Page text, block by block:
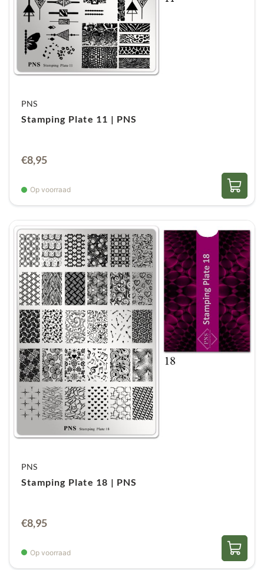
PNS
Stamping Plate 11 | PNS
€8,95
Op voorraad
PNS
Stamping Plate 18 | PNS
€8,95
Op voorraad